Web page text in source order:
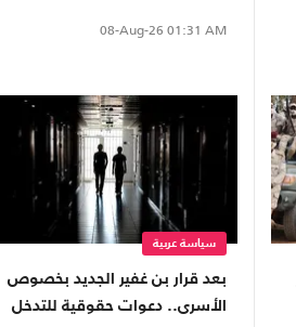
08-Aug-26 01:31 AM
سياسة عربية
بعد قرار بن غفير الجديد بخصوص
الأسرى.. دعوات حقوقية للتدخل